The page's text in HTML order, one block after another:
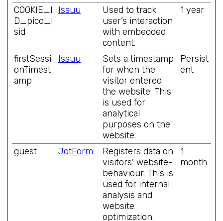
COOKIE_I
D_pico_l
sid
Issuu
Used to track
user’s interaction
with embedded
content.
1 year
firstSessi
onTimest
amp
Issuu
Sets a timestamp
for when the
visitor entered
the website. This
is used for
analytical
purposes on the
website.
Persist
ent
guest JotForm
Registers data on
visitors' website-
behaviour. This is
used for internal
analysis and
website
optimization.
1
month